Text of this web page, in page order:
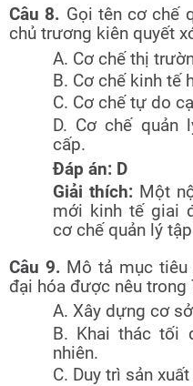
Câu 8. Gọi tên cơ chế
chủ trương kiên quyết
A. Cơ chế thị
B. Cơ chế kinh tế
C. Cơ chế tự do
D. Cơ chế quản
cấp.
Đáp án: D
Giải thích: Một
mới kinh tế giai
cơ chế quản lý
Câu 9. Mô tả mục tiêu
đại hóa được nêu
A. Xây dựng cơ
B. Khai thác tối
nhiên.
C. Duy trì sản